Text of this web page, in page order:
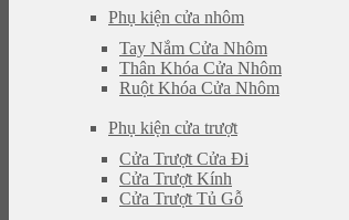
Phụ kiện cửa nhôm
Tay Nắm Cửa Nhôm
Thân Khóa Cửa Nhôm
Ruột Khóa Cửa Nhôm
Phụ kiện cửa trượt
Cửa Trượt Cửa Đi
Cửa Trượt Kính
Cửa Trượt Tủ Gỗ